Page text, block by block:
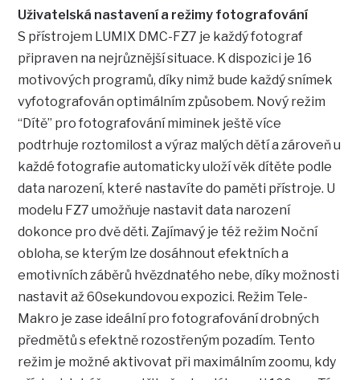
Uživatelská nastavení a režimy fotografování
S přístrojem LUMIX DMC-FZ7 je každý fotograf
připraven na nejrůznější situace. K dispozici je 16
motivových programů, díky nimž bude každý snímek
vyfotografován optimálním způsobem. Nový režim
“Dítě” pro fotografování miminek ještě více
podtrhuje roztomilost a výraz malých dětí a zároveň u
každé fotografie automaticky uloží věk dítěte podle
data narození, které nastavíte do paměti přístroje. U
modelu FZ7 umožňuje nastavit data narození
dokonce pro dvě děti. Zajímavý je též režim Noční
obloha, se kterým lze dosáhnout efektních a
emotivních záběrů hvězdnatého nebe, díky možnosti
nastavit až 60sekundovou expozici. Režim Tele-
Makro je zase ideální pro fotografování drobných
předmětů s efektně rozostřeným pozadím. Tento
režim je možné aktivovat při maximálním zoomu, kdy